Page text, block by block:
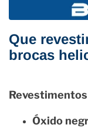
Que
brocas
Óxido